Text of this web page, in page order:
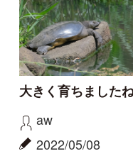
0
ニホンスッポン